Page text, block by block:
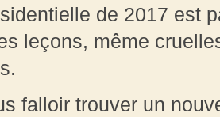
de 2017 est
leçons, même
falloir trouver un